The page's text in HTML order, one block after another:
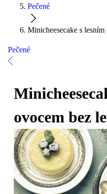
Pečené
Minicheesecake s
Pečené
ovocem bez